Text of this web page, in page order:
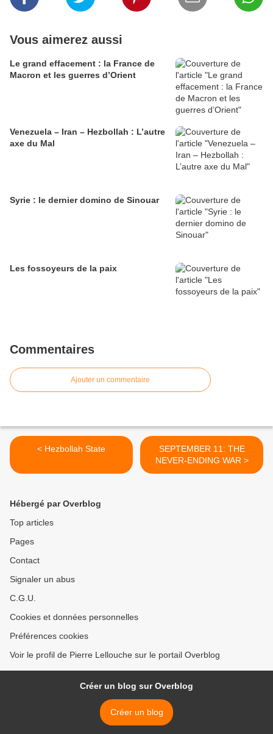
Vous aimerez aussi
Le grand effacement : la France de
Macron et les guerres d’Orient
Venezuela – Iran – Hezbollah : L’autre
axe du Mal
Syrie : le dernier domino de Sinouar
Les fossoyeurs de la paix
Commentaires
Ajouter un commentaire
< Hezbollah State
SEPTEMBER 11: THE
NEVER-ENDING WAR >
Hébergé par Overblog
Top articles
Pages
Contact
Signaler un abus
C.G.U.
Cookies et données personnelles
Préférences cookies
Voir le profil de Pierre Lellouche sur le portail Overblog
Créer un blog sur Overblog
Créer un blog